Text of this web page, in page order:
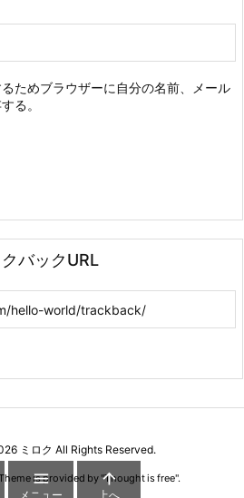
ためブラウザーに自分の名前、メール
る。
バックURL
ミロク All Rights Reserved.
is provided by "Thought is free".

メニュー

上へ